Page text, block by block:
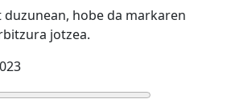
hobe da markaren
jotzea.